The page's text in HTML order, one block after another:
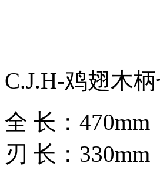
C.J.H-鸡翅木
全 长：470mm
刃 长：330mm